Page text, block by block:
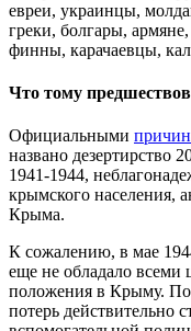
евреи, украинцы,
греки, болгары,
финны, карачаевцы,
Что тому
Официальными
названо дезертирство
1941-1944,
крымского населения,
Крыма.
К сожалению, в мае
еще не обладало
положения в Крыму.
потерь действительно